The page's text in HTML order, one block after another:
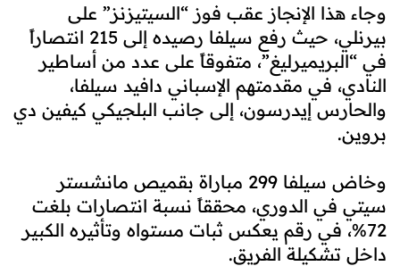
وجاء هذا الإنجاز عقب فوز “السيتيزنز” على
بيرنلي، حيث رفع سيلفا رصيده إلى 215 انتصاراً
في “البريميرليغ”، متفوقاً على عدد من أساطير
النادي، في مقدمتهم الإسباني دافيد سيلفا،
والحارس إيدرسون، إلى جانب البلجيكي كيفين دي
بروين.
وخاض سيلفا 299 مباراة بقميص مانشستر
سيتي في الدوري، محققاً نسبة انتصارات بلغت
72%، في رقم يعكس ثبات مستواه وتأثيره الكبير
داخل تشكيلة الفريق.